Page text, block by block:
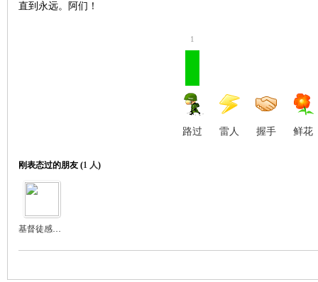
直到永远。阿们！
1
路过 雷人 握手 鲜花
刚表态过的朋友 (1 人)
基督徒感恩的心